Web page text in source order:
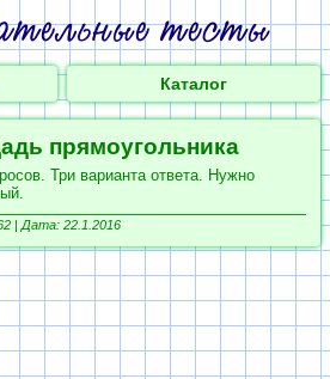
Каталог
прямоугольника
Три варианта ответа. Нужно
| Дата: 22.1.2016